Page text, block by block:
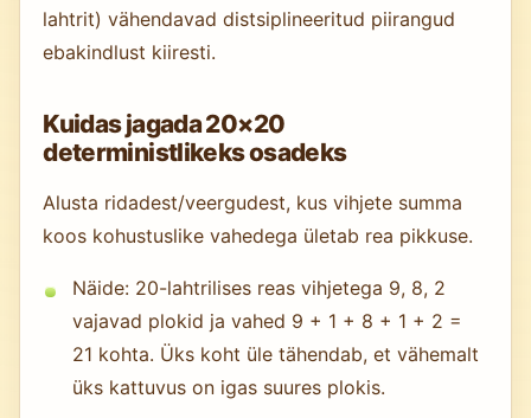
lahtrit) vähendavad distsiplineeritud piirangud
ebakindlust kiiresti.
Kuidas jagada 20×20
deterministlikeks osadeks
Alusta ridadest/veergudest, kus vihjete summa
koos kohustuslike vahedega ületab rea pikkuse.
Näide: 20-lahtrilises reas vihjetega 9, 8, 2
vajavad plokid ja vahed 9 + 1 + 8 + 1 + 2 =
21 kohta. Üks koht üle tähendab, et vähemalt
üks kattuvus on igas suures plokis.